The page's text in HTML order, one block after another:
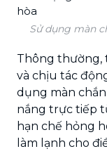
Sử dụng màn
Thông thường,
và chịu tác
dụng màn
nắng trực tiếp
hạn chế hỏng
làm lạnh cho